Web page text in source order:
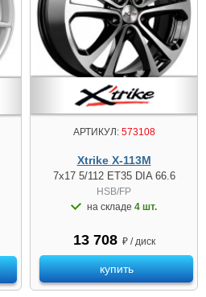
АРТИКУЛ:573108
Xtrike X-113M
7x17 5/112 ET35 DIA 66.6
HSB/FP
на складе 4 шт.
13 708 ₽ / диск
купить